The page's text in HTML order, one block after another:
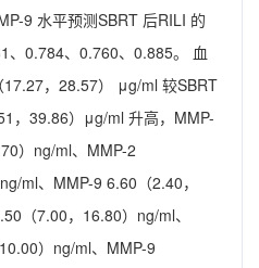
9 水平预测SBRT 后RILI 的
、0.784、0.760、0.885。 血
，28.57） μg/ml 较SBRT
，39.86）μg/ml 升高，MMP-
）ng/ml、MMP-2
ml、MMP-9 6.60（2.40，
（7.00，16.80）ng/ml、
）ng/ml、MMP-9